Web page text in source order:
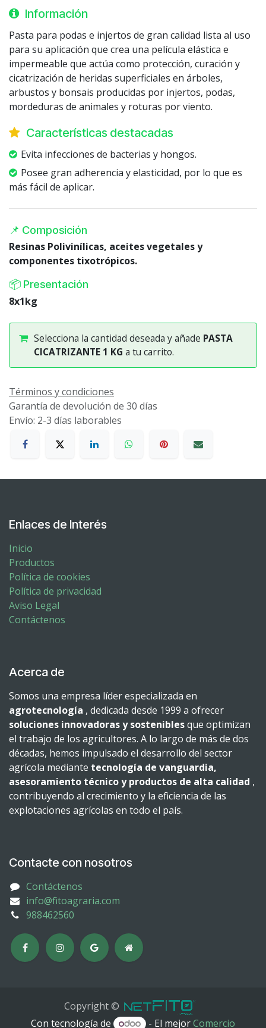
Información
Pasta para podas e injertos de gran calidad lista al uso
para su aplicación que crea una película elástica e
impermeable que actúa como protección, curación y
cicatrización de heridas superficiales en árboles,
arbustos y bonsais producidas por injertos, podas,
mordeduras de animales y roturas por viento.
Características destacadas
Evita infecciones de bacterias y hongos.
Posee gran adherencia y elasticidad, por lo que es
más fácil de aplicar.
📌 Composición
Resinas Polivinílicas, aceites vegetales y
componentes tixotrópicos.
📦 Presentación
8x1kg
Selecciona la cantidad deseada y añade PASTA
CICATRIZANTE 1 KG a tu carrito.
Términos y condiciones
Garantía de devolución de 30 días
Envío: 2-3 días laborables
Enlaces de Interés
Inicio
Productos
Política de cookies
Política de privacidad
Aviso Legal
Contáctenos
Acerca de
Somos una empresa líder especializada en
agrotecnología , dedicada desde 1999 a ofrecer
soluciones innovadoras y sosteniblesque optimizan
el trabajo de los agricultores. A lo largo de más de dos
décadas, hemos impulsado el desarrollo del sector
agrícola mediante tecnología de vanguardia,
asesoramiento técnico y productos de alta calidad ,
contribuyendo al crecimiento y la eficiencia de las
explotaciones agrícolas en todo el país.
Contacte con nosotros
Contáctenos
info@fitoagraria.com
988462560
Copyright ©
Con tecnología de
- El mejorComercio